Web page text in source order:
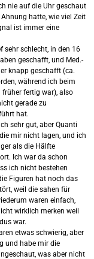
nie auf die Uhr geschaut
hatte, wie viel Zeit
ist immer eine
sehr schlecht, in den 16
geschafft, und Med.-
knapp geschafft (ca.
während ich beim
fertig war), also
gerade zu
hat.
sehr gut, aber Quanti
mir nicht lagen, und ich
als die Hälfte
Ich war da schon
ich nicht bestehen
Figuren hat noch das
weil die sahen für
waren einfach,
wirklich merken weil
war.
etwas schwierig, aber
und habe mir die
was aber nicht